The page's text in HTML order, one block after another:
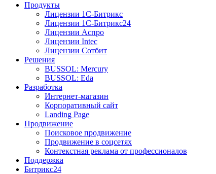
Продукты
Лицензии 1С-Битрикс
Лицензии 1С-Битрикс24
Лицензии Аспро
Лицензии Intec
Лицензии Сотбит
Решения
BUSSOL: Mercury
BUSSOL: Eda
Разработка
Интернет-магазин
Корпоративный сайт
Landing Page
Продвижение
Поисковое продвижение
Продвижение в соцсетях
Контекстная реклама от профессионалов
Поддержка
Битрикс24